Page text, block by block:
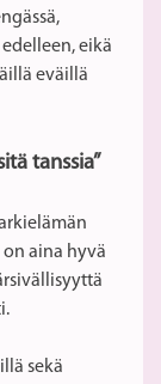
eikä
eväillä
tanssia”
on aina hyvä
sekä